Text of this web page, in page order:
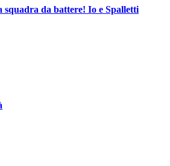
da battere! Io e Spalletti